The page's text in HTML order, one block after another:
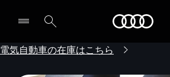
電気自動車の在庫はこちら